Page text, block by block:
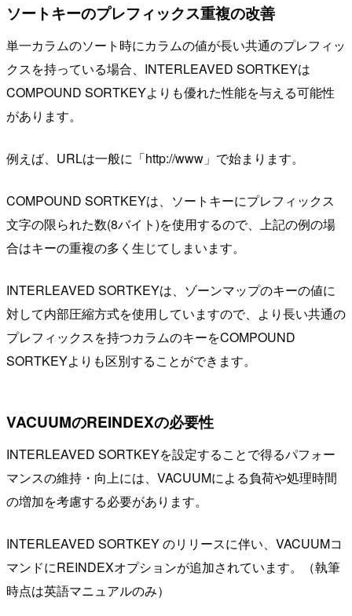
ソートキーのプレフィックス重複の改善
単一カラムのソート時にカラムの値が長い共通のプレフィッ
クスを持っている場合、INTERLEAVED SORTKEYは
COMPOUND SORTKEYよりも優れた性能を与える可能性
があります。
例えば、URLは一般に「http://www」で始まります。
COMPOUND SORTKEYは、ソートキーにプレフィックス
文字の限られた数(8バイト)を使用するので、上記の例の場
合はキーの重複の多く生じてしまいます。
INTERLEAVED SORTKEYは、ゾーンマップのキーの値に
対して内部圧縮方式を使用していますので、より長い共通の
プレフィックスを持つカラムのキーをCOMPOUND
SORTKEYよりも区別することができます。
VACUUMのREINDEXの必要性
INTERLEAVED SORTKEYを設定することで得るパフォー
マンスの維持・向上には、VACUUMによる負荷や処理時間
の増加を考慮する必要があります。
INTERLEAVED SORTKEY のリリースに伴い、VACUUMコ
マンドにREINDEXオプションが追加されています。（執筆
時点は英語マニュアルのみ）